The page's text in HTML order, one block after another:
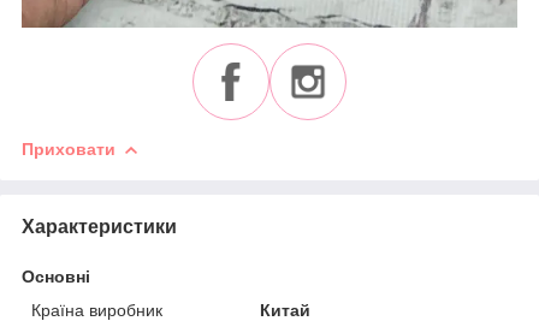
Приховати
Характеристики
Основні
Країна виробник
Китай